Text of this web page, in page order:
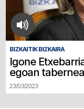
BIZKAITIK BIZKAIRA
Igone
egoan
23/03/2023